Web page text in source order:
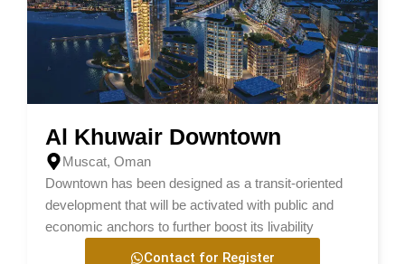
Al Khuwair Downtown
Muscat, Oman
Downtown has been designed as a transit-oriented
development that will be activated with public and
economic anchors to further boost its livability
Contact for Register